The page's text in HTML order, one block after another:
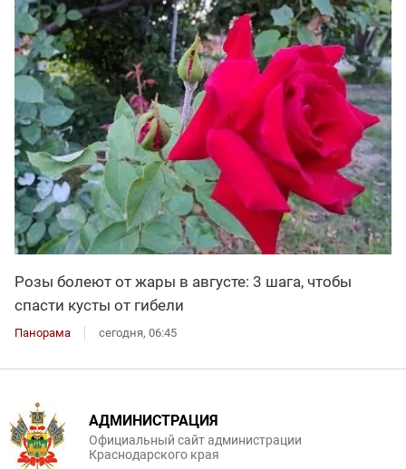
Розы болеют от жары в августе: 3 шага, чтобы
спасти кусты от гибели
Панорама сегодня, 06:45
АДМИНИСТРАЦИЯ
Официальный сайт администрации
Краснодарского края